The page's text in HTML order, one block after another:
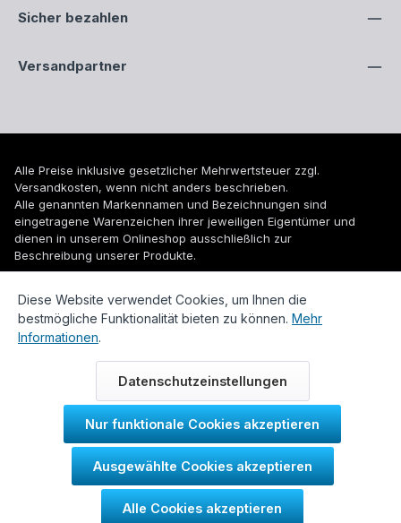
Sicher bezahlen
Versandpartner
Alle Preise inklusive gesetzlicher Mehrwertsteuer zzgl.
Versandkosten, wenn nicht anders beschrieben.
Alle genannten Markennamen und Bezeichnungen sind
eingetragene Warenzeichen ihrer jeweiligen Eigentümer und
dienen in unserem Onlineshop ausschließlich zur
Beschreibung unserer Produkte.
© 2026 WUH24.de - Weigel und Unger Heizungs- und
Sanitärtechnik GmbH
Diese Website verwendet Cookies, um Ihnen die
bestmögliche Funktionalität bieten zu können. Mehr
Informationen.
Datenschutzeinstellungen
Nur funktionale Cookies akzeptieren
Ausgewählte Cookies akzeptieren
Alle Cookies akzeptieren
Durch IT-Recht Kanzlei
Kundenmeinung: